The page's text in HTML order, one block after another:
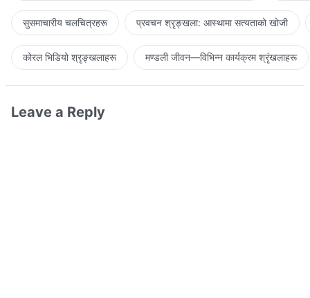
सुसमाचारीय चलचित्रहरू प्रवचन श्रृङ्खला: आस्थामा सत्यताको खोजी
कोरल भिडियो श्रृङ्खलाहरू मण्डली जीवन—विभिन्‍न कार्यक्रम श्रृंखलाहरू
Leave a Reply